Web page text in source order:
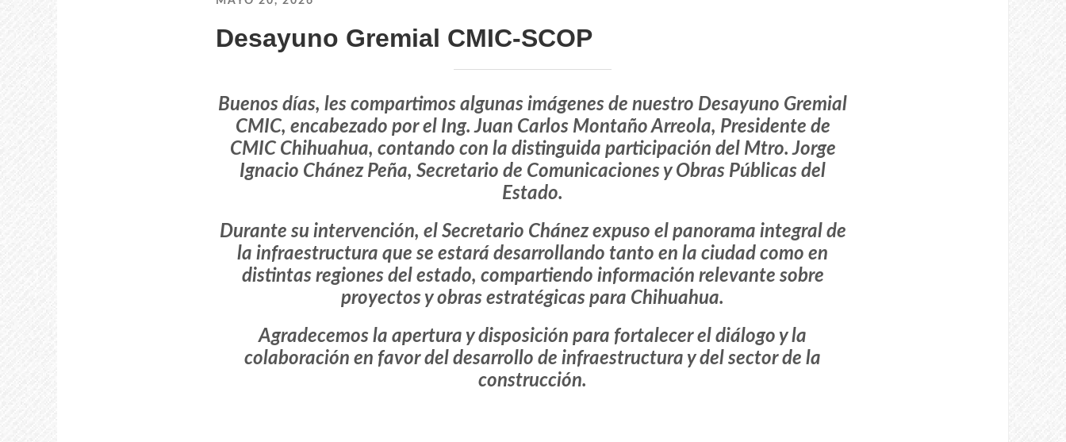
Desayuno Gremial CMIC-SCOP
Buenos días, les compartimos algunas imágenes de nuestro Desayuno Gremial
CMIC, encabezado por el Ing. Juan Carlos Montaño Arreola, Presidente de
CMIC Chihuahua, contando con la distinguida participación del Mtro. Jorge
Ignacio Chánez Peña, Secretario de Comunicaciones y Obras Públicas del
Estado.
Durante su intervención, el Secretario Chánez expuso el panorama integral de
la infraestructura que se estará desarrollando tanto en la ciudad como en
distintas regiones del estado, compartiendo información relevante sobre
proyectos y obras estratégicas para Chihuahua.
Agradecemos la apertura y disposición para fortalecer el diálogo y la
colaboración en favor del desarrollo de infraestructura y del sector de la
construcción.